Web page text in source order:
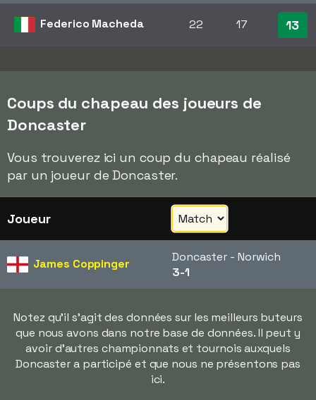
Federico Macheda 22 17 13
Coups du chapeau des joueurs de
Doncaster
Vous trouverez ici un coup du chapeau réalisé
par un joueur de Doncaster.
Joueur
James Coppinger
Doncaster - Norwich
3-1
Notez qu'il s'agit des données sur les meilleurs buteurs
que nous avons dans notre base de données. Il peut y
avoir d'autres championnats et tournois auxquels
Doncaster a participé et que nous ne présentons pas
ici.